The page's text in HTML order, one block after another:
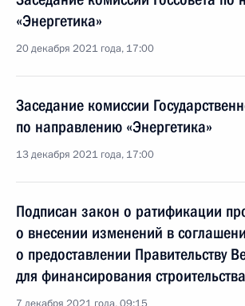
«Энергетика»
20 декабря 2021 года, 17:00
Заседание комиссии
по направлению «Энергетика»
13 декабря 2021 года, 17:00
Подписан закон о ратификации
о внесении изменений в
о предоставлении Правительству
для финансирования